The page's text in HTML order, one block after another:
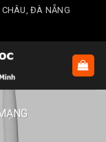
ĐÀ NẴNG